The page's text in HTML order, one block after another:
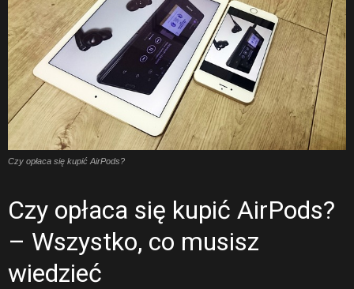
Czy opłaca się kupić AirPods?
Czy opłaca się kupić AirPods?
– Wszystko, co musisz
wiedzieć